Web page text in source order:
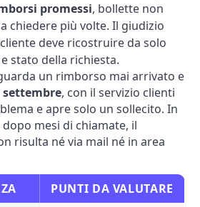
promessi, bollette non
chiedere più volte. Il giudizio
deve ricostruire da solo
stato della richiesta.
un rimborso mai arrivato e
, con il servizio clienti
e apre solo un sollecito. In
dopo mesi di chiamate, il
risulta né via mail né in area
PUNTI DA VALUTARE